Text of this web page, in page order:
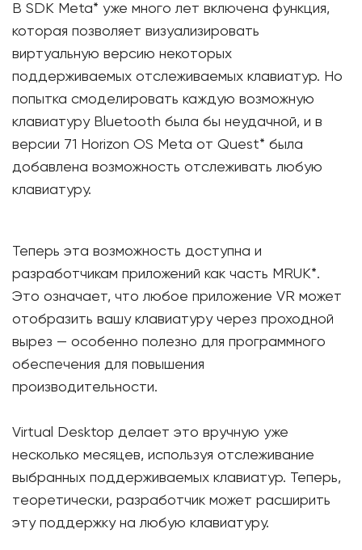
В SDK Meta* уже много лет включена функция,
которая позволяет визуализировать
виртуальную версию некоторых
поддерживаемых отслеживаемых клавиатур. Но
попытка смоделировать каждую возможную
клавиатуру Bluetooth была бы неудачной, и в
версии 71 Horizon OS Meta от Quest* была
добавлена ​​возможность отслеживать любую
клавиатуру.
Теперь эта возможность доступна и
разработчикам приложений как часть MRUK*.
Это означает, что любое приложение VR может
отобразить вашу клавиатуру через проходной
вырез — особенно полезно для программного
обеспечения для повышения
производительности.
Virtual Desktop делает это вручную уже
несколько месяцев, используя отслеживание
выбранных поддерживаемых клавиатур. Теперь,
теоретически, разработчик может расширить
эту поддержку на любую клавиатуру.